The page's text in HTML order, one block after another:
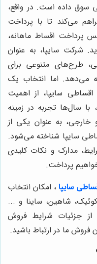
سوق داده است. در واقع،
می‌کند تا با پرداخت
پرداخت اقساط ماهانه،
شرکت سایپا، به عنوان
طرح‌های متنوعی برای
می‌دهد. اما انتخاب یک
سایپا، از اهمیت
، با سال‌ها تجربه در زمینه
به عنوان یکی از
سایپا شناخته می‌شود.
مدارک و نکات کلیدی
پرداخت.
سایپا ، امکان انتخاب
شاهین، ساینا و ...
از جزئیات شرایط فروش
فروش ما در ارتباط باشید.